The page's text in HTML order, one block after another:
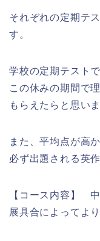
それぞれの定期テ
す。
学校の定期テスト
この休みの期間で
もらえたらと思いま
また、平均点が高
必ず出題される英
【コース内容】
展具合によってよ